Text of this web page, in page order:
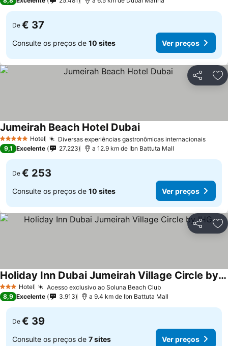
De € 37
Consulte os preços de 10 sites Ver preços
Partilhar
5 Estrelas Hotel Diversas experiências gastronômicas internacionais
Jumeirah Beach Hotel Dubai
9,1 Excelente 27.223 a 12.9 km de Ibn Battuta Mall
De € 253
Consulte os preços de 10 sites Ver preços
Partilhar
3 EstrelasHotel Acesso exclusivo ao Soluna Beach Club
Holiday Inn Dubai Jumeirah Village Circle by IHG
8,9 Excelente 3.913 a 9.4 km de Ibn Battuta Mall
De € 39
Consulte os preços de 7 sites Ver preços